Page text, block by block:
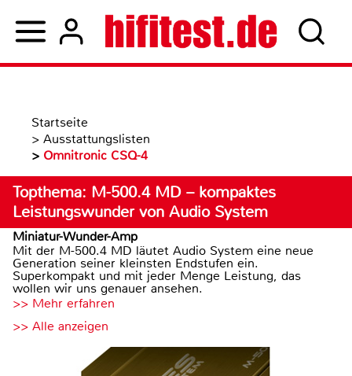
Startseite
> Ausstattungslisten
> Omnitronic CSQ-4
Topthema: M-500.4 MD – kompaktes
Leistungswunder von Audio System
Miniatur-Wunder-Amp
Mit der M-500.4 MD läutet Audio System eine neue
Generation seiner kleinsten Endstufen ein.
Superkompakt und mit jeder Menge Leistung, das
wollen wir uns genauer ansehen.
>> Mehr erfahren
>> Alle anzeigen